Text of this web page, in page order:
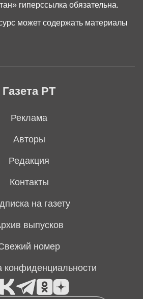
Газета РТ
Реклама
Авторы
Редакция
Контакты
на газету
выпусков
номер
конфиденциальности
гиперссылка обязательна.
может содержать материалы